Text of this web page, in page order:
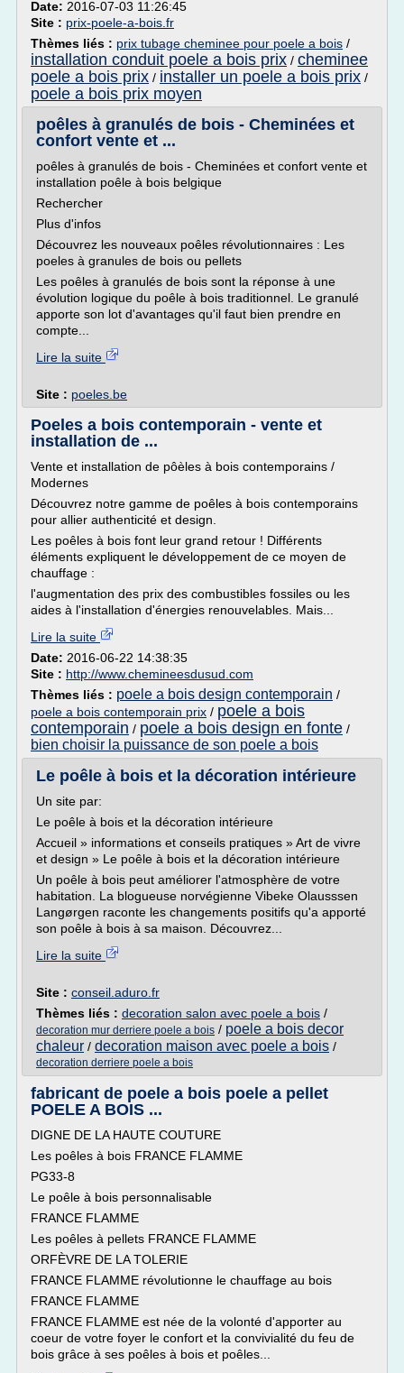
Date: 2016-07-03 11:26:45
Site : prix-poele-a-bois.fr
Thèmes liés : prix tubage cheminee pour poele a bois /
installation conduit poele a bois prix / cheminee
poele a bois prix / installer un poele a bois prix /
poele a bois prix moyen
poêles à granulés de bois - Cheminées et
confort vente et ...
poêles à granulés de bois - Cheminées et confort vente et
installation poêle à bois belgique
Rechercher
Plus d'infos
Découvrez les nouveaux poêles révolutionnaires : Les
poeles à granules de bois ou pellets
Les poêles à granulés de bois sont la réponse à une
évolution logique du poêle à bois traditionnel. Le granulé
apporte son lot d'avantages qu'il faut bien prendre en
compte...
Lire la suite
Site : poeles.be
Poeles a bois contemporain - vente et
installation de ...
Vente et installation de pôèles à bois contemporains /
Modernes
Découvrez notre gamme de poêles à bois contemporains
pour allier authenticité et design.
Les poêles à bois font leur grand retour ! Différents
éléments expliquent le développement de ce moyen de
chauffage :
l'augmentation des prix des combustibles fossiles ou les
aides à l'installation d'énergies renouvelables. Mais...
Lire la suite
Date: 2016-06-22 14:38:35
Site : http://www.chemineesdusud.com
Thèmes liés : poele a bois design contemporain /
poele a bois contemporain prix / poele a bois
contemporain / poele a bois design en fonte /
bien choisir la puissance de son poele a bois
Le poêle à bois et la décoration intérieure
Un site par:
Le poêle à bois et la décoration intérieure
Accueil » informations et conseils pratiques » Art de vivre
et design » Le poêle à bois et la décoration intérieure
Un poêle à bois peut améliorer l'atmosphère de votre
habitation. La blogueuse norvégienne Vibeke Olausssen
Langørgen raconte les changements positifs qu'a apporté
son poêle à bois à sa maison. Découvrez...
Lire la suite
Site : conseil.aduro.fr
Thèmes liés : decoration salon avec poele a bois /
decoration mur derriere poele a bois / poele a bois decor
chaleur / decoration maison avec poele a bois /
decoration derriere poele a bois
fabricant de poele a bois poele a pellet
POELE A BOIS ...
DIGNE DE LA HAUTE COUTURE
Les poêles à bois FRANCE FLAMME
PG33-8
Le poêle à bois personnalisable
FRANCE FLAMME
Les poêles à pellets FRANCE FLAMME
ORFÈVRE DE LA TOLERIE
FRANCE FLAMME révolutionne le chauffage au bois
FRANCE FLAMME
FRANCE FLAMME est née de la volonté d'apporter au
coeur de votre foyer le confort et la convivialité du feu de
bois grâce à ses poêles à bois et poêles...